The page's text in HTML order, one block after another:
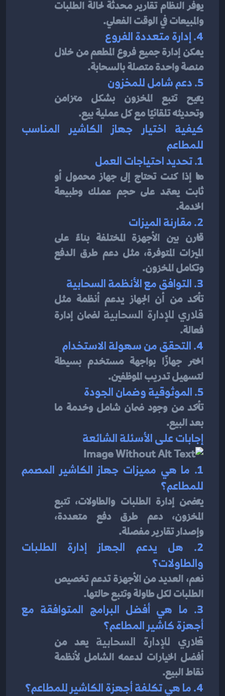
والمبيعات في الوقت الفعلي.
4. إدارة متعددة الفروع
منصة واحدة متصلة بالسحابة.
5. دعم شامل للمخزون
وتحديثه تلقائيًا مع كل عملية بيع.
للمطاعم
1. تحديد احتياجات العمل
ثابت يعتمد على حجم عملك وطبيعة
الخدمة.
2. مقارنة الميزات
الميزات المتوفرة، مثل دعم طرق الدفع
وتكامل المخزون.
3. التوافق مع الأنظمة السحابية
تأكد من أن الجهاز يدعم أنظمة مثل
قلاري للإدارة السحابية
فعالة.
4. التحقق من سهولة الاستخدام
اختر جهازًا بواجهة مستخدم بسيطة
لتسهيل تدريب الموظفين.
5. الموثوقية وضمان الجودة
بعد البيع.
إجابات على الأسئلة الشائعة
للمطاعم؟
يتضمن إدارة الطلبات والطاولات، تتبع
وإصدار تقارير مفصلة.
والطاولات؟
الطلبات لكل طاولة وتتبع حالتها.
أجهزة كاشير المطاعم؟
قلاري للإدارة السحابية
أفضل الخيارات لدعمه الشامل لأنظمة
نقاط البيع.
4. ما هي تكلفة أجهزة الكاشير للمطاعم؟